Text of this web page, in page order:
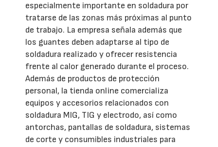
especialmente importante en soldadura por
tratarse de las zonas más próximas al punto
de trabajo. La empresa señala además que
los guantes deben adaptarse al tipo de
soldadura realizado y ofrecer resistencia
frente al calor generado durante el proceso.
Además de productos de protección
personal, la tienda online comercializa
equipos y accesorios relacionados con
soldadura MIG, TIG y electrodo, así como
antorchas, pantallas de soldadura, sistemas
de corte y consumibles industriales para